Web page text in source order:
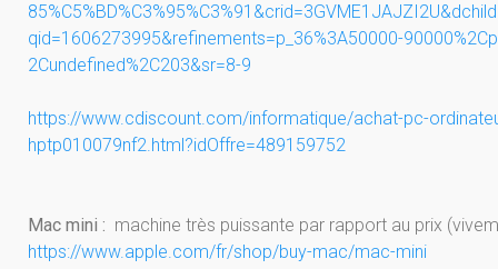
85%C5%BD%C3%95%C3%91&crid=
qid=1606273995&refinements=p_ 36%3A50000-
2Cundefined%2C203&sr=8-9
https://www.cdiscount.com/informatique/achat-pc-
hptp010079nf2.html?idOffre=489159752
Mac mini : machine très puissante par rapport au prix
https://www.apple.com/fr/shop/buy-mac/mac-mini